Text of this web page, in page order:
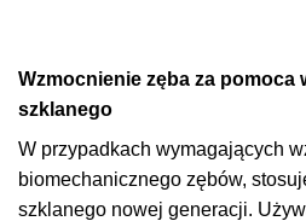
Wzmocnienie zęba za pomoca
szklanego
W przypadkach wymagających
biomechanicznego zębów,
szklanego nowej generacji.